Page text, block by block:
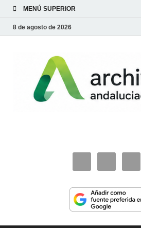
MENÚ SUPERIOR
8 de agosto de 2026